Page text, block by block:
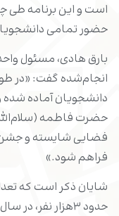
است و این برنامه طی
حضور تمامی
بارق هادی، مسئول
حضرت فاطمه
فضایی شایسته و
فراهم شود.»